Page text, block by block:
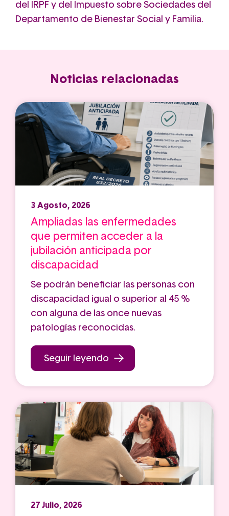
del IRPF y del Impuesto sobre Sociedades del
Departamento de Bienestar Social y Familia.
Noticias relacionadas
3 Agosto, 2026
Ampliadas las enfermedades
que permiten acceder a la
jubilación anticipada por
discapacidad
Se podrán beneficiar las personas con
discapacidad igual o superior al 45 %
con alguna de las once nuevas
patologías reconocidas.
Seguir leyendo
27 Julio, 2026